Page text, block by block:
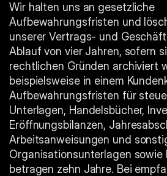
Wir halten uns an gesetzliche
Aufbewahrungsfristen und
unserer Vertrags- und
Ablauf von vier Jahren, sofern
rechtlichen Gründen archiviert
beispielsweise in einem
Aufbewahrungsfristen für
Unterlagen, Handelsbücher,
Eröffnungsbilanzen,
Arbeitsanweisungen und
Organisationsunterlagen sowie
betragen zehn Jahre. Bei